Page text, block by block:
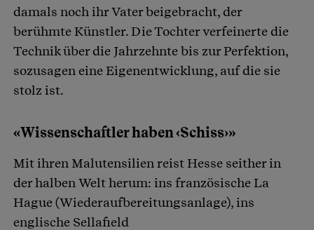
damals noch ihr Vater beigebracht, der
berühmte Künstler. Die Tochter verfeinerte die
Technik über die Jahrzehnte bis zur Perfektion,
sozusagen eine Eigenentwicklung, auf die sie
stolz ist.
«Wissenschaftler haben ‹Schiss›»
Mit ihren Malutensilien reist Hesse seither in
der halben Welt herum: ins französische La
Hague (Wiederaufbereitungsanlage), ins
englische Sellafield